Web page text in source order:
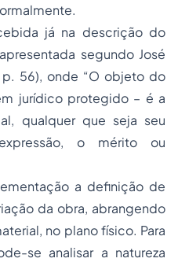
já na descrição do
segundo José
56), onde “O objeto do
jurídico protegido – é a
qualquer que seja seu
o mérito ou
a definição de
da obra, abrangendo
no plano físico. Para
se analisar a natureza